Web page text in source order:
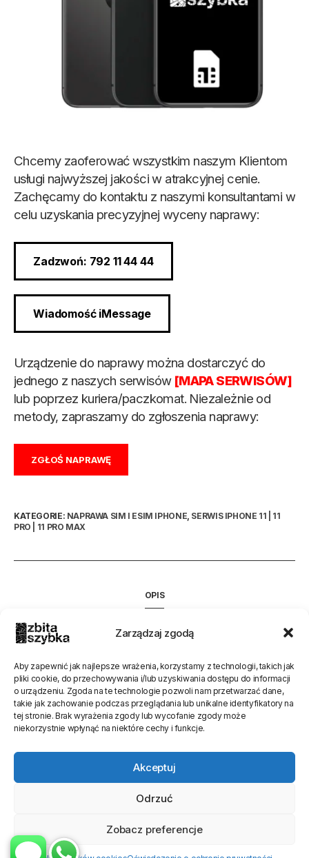
Zarządzaj zgodą
Aby zapewnić jak najlepsze wrażenia, korzystamy z technologii, takich jak
pliki cookie, do przechowywania i/lub uzyskiwania dostępu do informacji
o urządzeniu. Zgoda na te technologie pozwoli nam przetwarzać dane,
takie jak zachowanie podczas przeglądania lub unikalne identyfikatory na
tej stronie. Brak wyrażenia zgody lub wycofanie zgody może
niekorzystnie wpłynąć na niektóre cechy i funkcje.
Akceptuj
Odrzuć
Zobacz preferencje
Chcemy zaoferować wszystkim naszym Klientom
usługi najwyższej jakości w atrakcyjnej cenie.
Zachęcamy do kontaktu z naszymi konsultantami w
celu uzyskania precyzyjnej wyceny naprawy:
Zadzwoń: 792 11 44 44
Wiadomość iMessage
Urządzenie do naprawy można dostarczyć do
jednego z naszych serwisów [MAPA SERWISÓW]
lub poprzez kuriera/paczkomat. Niezależnie od
metody, zapraszamy do zgłoszenia naprawy:
ZGŁOŚ NAPRAWĘ
KATEGORIE: NAPRAWA SIM I ESIM IPHONE, SERWIS IPHONE 11 | 11
PRO | 11 PRO MAX
OPIS
Trwa zmiana opisu
Oceń stronę
[Ocen:0Średnia: